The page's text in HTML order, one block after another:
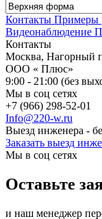
Контакты Примеры
Видеонаблюдение
Контакты
Москва, Нагорный
ООО « Плюс»
9:00 - 21:00 (без
Мы в соц сетях
+7 (966) 298-52-01
Info@220-w.ru
Выезд инженера -
Заказать выезд
Мы в соц сетях
Оставьте
и наш менеджер